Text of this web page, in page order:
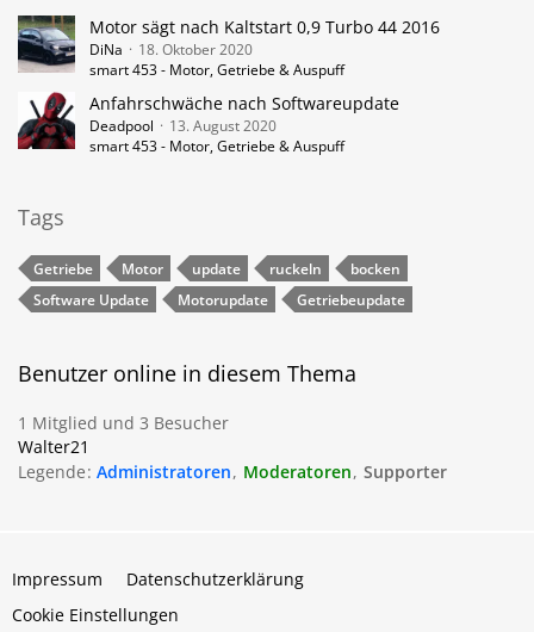
Motor sägt nach Kaltstart 0,9 Turbo 44 2016
DiNa
18. Oktober 2020
smart 453 - Motor, Getriebe & Auspuff
Anfahrschwäche nach Softwareupdate
Deadpool
13. August 2020
smart 453 - Motor, Getriebe & Auspuff
Tags
Getriebe Motor update ruckeln
bocken
Software Update
Motorupdate Getriebeupdate
Benutzer online in diesem Thema
1 Mitglied und 3 Besucher
Walter21
Legende Administratoren Moderatoren Supporter
Impressum
Datenschutzerklärung
Cookie Einstellungen